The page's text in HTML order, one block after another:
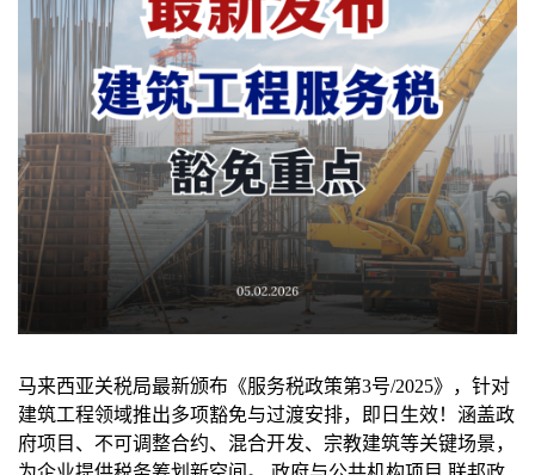
马来西亚关税局最新颁布《服务税政策第3号/2025》，针对
建筑工程领域推出多项豁免与过渡安排，即日生效！涵盖政
府项目、不可调整合约、混合开发、宗教建筑等关键场景，